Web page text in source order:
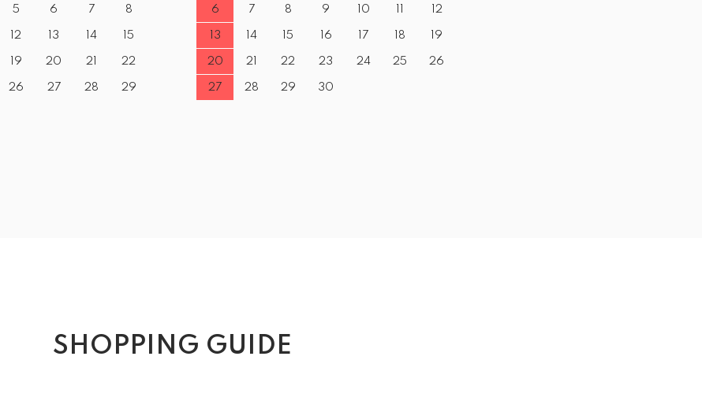
5 6 7 8
12 13 14 15
19 20 21 22
26 27 28 29
6 7 8 9 10 12
13 14 15 16 17 18 19
20 21 22 23 24 25 26
27 28 29 30
SHOPPING GUIDE